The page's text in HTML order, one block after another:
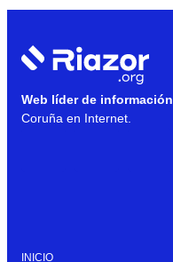
Web líder de información
Coruña en Internet.
INICIO